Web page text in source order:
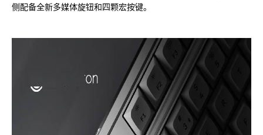
侧配备全新多媒体旋钮和四颗宏按键。